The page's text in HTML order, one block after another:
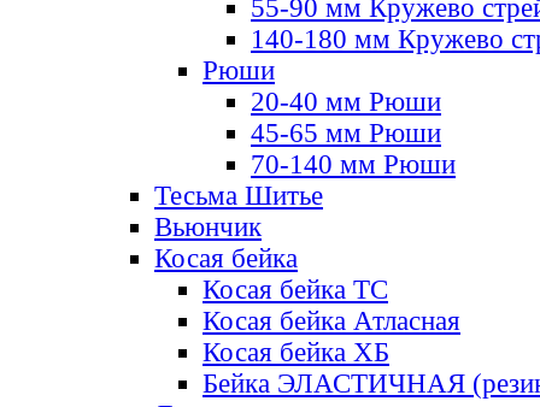
55-90 мм Кружево
140-180 мм Кружево
Рюши
20-40 мм Рюши
45-65 мм Рюши
70-140 мм Рюши
Тесьма Шитье
Вьюнчик
Косая бейка
Косая бейка ТС
Косая бейка Атласная
Косая бейка ХБ
Бейка ЭЛАСТИЧНАЯ